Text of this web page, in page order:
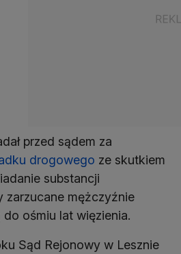
przed sądem za
drogowego ze skutkiem
substancji
zarzucane mężczyźnie
ośmiu lat więzienia.
Sąd Rejonowy w Lesznie